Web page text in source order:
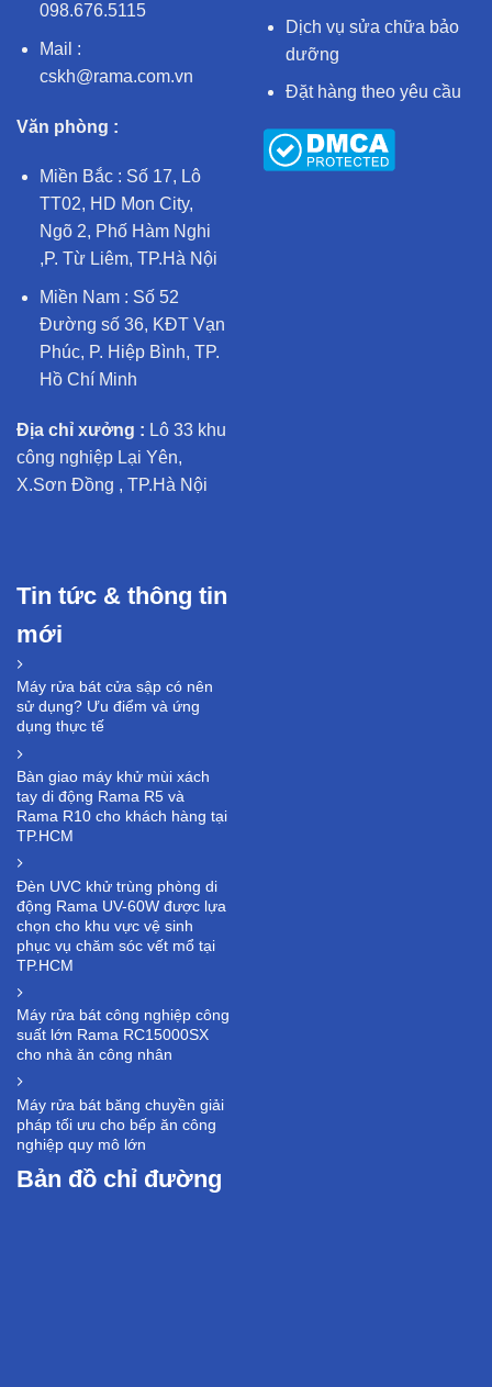
098.676.5115
Mail :
cskh@rama.com.vn
Văn phòng :
Miền Bắc : Số 17, Lô
TT02, HD Mon City,
Ngõ 2, Phố Hàm Nghi
,P. Từ Liêm, TP.Hà Nội
Miền Nam : Số 52
Đường số 36, KĐT Vạn
Phúc, P. Hiệp Bình, TP.
Hồ Chí Minh
Địa chỉ xưởng : Lô 33 khu
công nghiệp Lại Yên,
X.Sơn Đồng , TP.Hà Nội
Dịch vụ sửa chữa bảo
dưỡng
Đặt hàng theo yêu cầu
Tin tức & thông tin
mới
Máy rửa bát cửa sập có nên
sử dụng? Ưu điểm và ứng
dụng thực tế
Bàn giao máy khử mùi xách
tay di động Rama R5 và
Rama R10 cho khách hàng tại
TP.HCM
Đèn UVC khử trùng phòng di
động Rama UV-60W được lựa
chọn cho khu vực vệ sinh
phục vụ chăm sóc vết mổ tại
TP.HCM
Máy rửa bát công nghiệp công
suất lớn Rama RC15000SX
cho nhà ăn công nhân
Máy rửa bát băng chuyền giải
pháp tối ưu cho bếp ăn công
nghiệp quy mô lớn
Bản đồ chỉ đường